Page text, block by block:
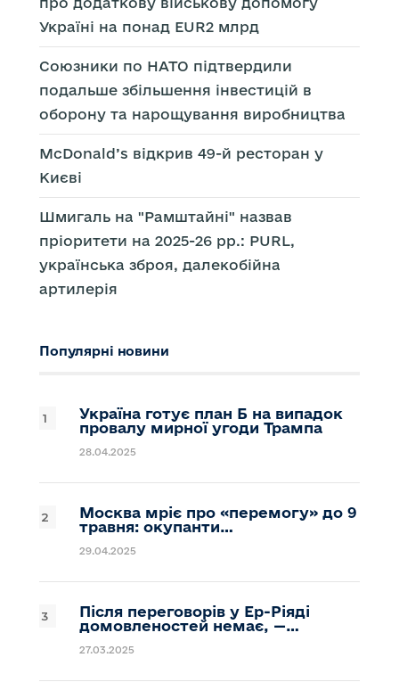
Україні на понад EUR2 млрд
Союзники по НАТО підтвердили
подальше збільшення інвестицій в
оборону та нарощування виробництва
McDonald’s відкрив 49-й ресторан у
Києві
Шмигаль на "Рамштайні" назвав
пріоритети на 2025-26 рр.: PURL,
українська зброя, далекобійна
артилерія
Популярні новини
Україна готує план Б на випадок
провалу мирної угоди Трампа
28.04.2025
Москва мріє про «перемогу» до 9
травня: окупанти…
29.04.2025
Після переговорів у Ер-Ріяді
домовленостей немає, —…
27.03.2025